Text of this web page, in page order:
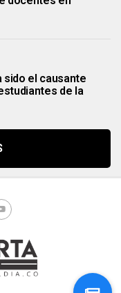
sido el causante
de la